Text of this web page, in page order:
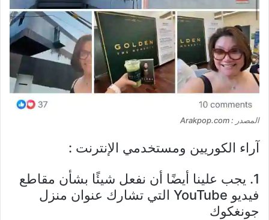
المصدر : Arakpop.com
آراء الكوريين ومستخدمي الإنترنت :
1. يجب علينا أيضًا أن نفعل شيئًا بشأن مقاطع
فيديو YouTube التي تشارك عنوان منزل
جونغكوك